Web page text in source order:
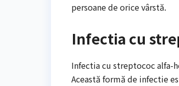
persoane de orice vârstă.
Infectia cu
Infectia cu streptococ alfa-
Această formă de infectie